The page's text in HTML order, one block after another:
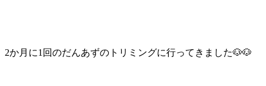
2か月に1回のだんあずのトリミングに行ってきました🐶🐶